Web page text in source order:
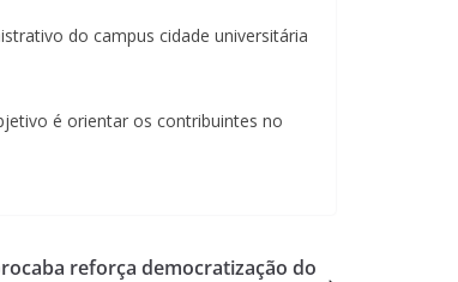
do campus cidade universitária
é orientar os contribuintes no
reforça democratização do